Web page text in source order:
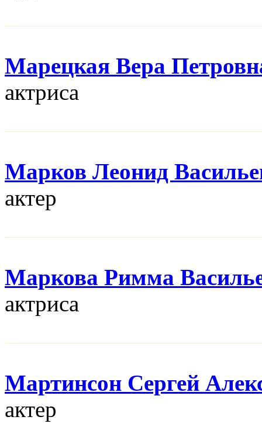
Марецкая Вера
актриса
Марков Леонид
актер
Маркова Римма
актриса
Мартинсон Сергей
актер